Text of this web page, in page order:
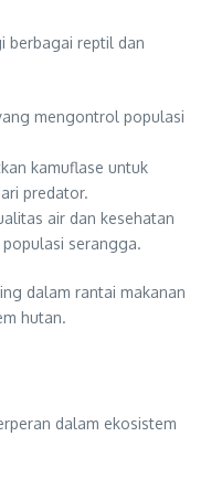
berbagai reptil dan
mengontrol populasi
kamuflase untuk
predator.
air dan kesehatan
serangga.
dalam rantai makanan
hutan.
dalam ekosistem